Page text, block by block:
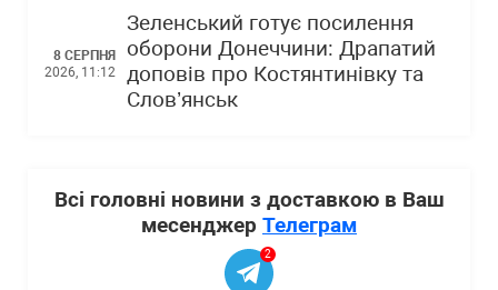
8 СЕРПНЯ
2026, 11:12
Зеленський готує посилення
оборони Донеччини: Драпатий
доповів про Костянтинівку та
Слов’янськ
Всі головні новини з доставкою в Ваш
месенджер Телеграм
2